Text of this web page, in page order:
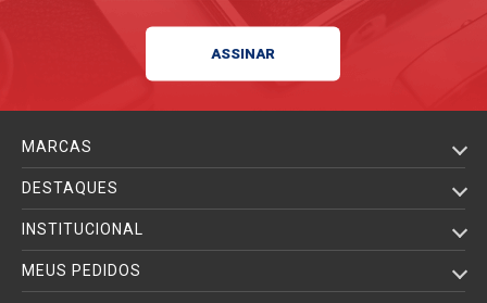
MARCAS
DESTAQUES
INSTITUCIONAL
MEUS PEDIDOS